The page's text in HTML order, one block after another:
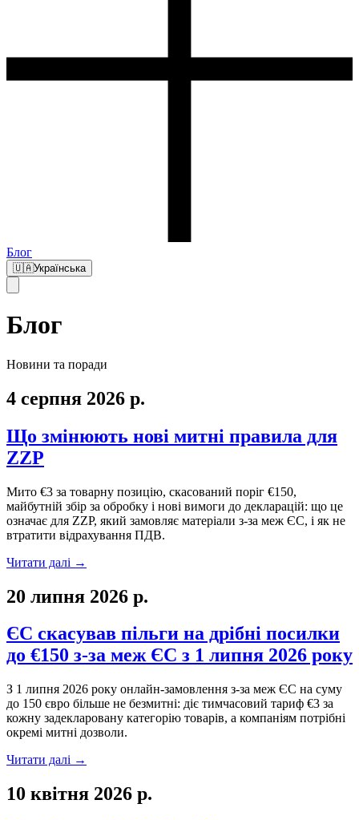
Блог
🇺🇦Українська
Блог
Новини та поради
4 серпня 2026 р.
Що змінюють нові митні правила для
ZZP
Мито €3 за товарну позицію, скасований поріг €150,
майбутній збір за обробку і нові вимоги до декларацій: що це
означає для ZZP, який замовляє матеріали з-за меж ЄС, і як не
втратити відрахування ПДВ.
Читати далі →
20 липня 2026 р.
ЄС скасував пільги на дрібні посилки
до €150 з-за меж ЄС з 1 липня 2026 року
З 1 липня 2026 року онлайн-замовлення з-за меж ЄС на суму
до 150 євро більше не безмитні: діє тимчасовий тариф €3 за
кожну задекларовану категорію товарів, а компаніям потрібні
окремі митні дозволи.
Читати далі →
10 квітня 2026 р.